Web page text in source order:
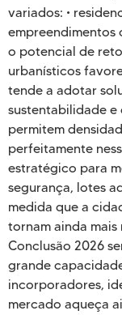
variados: •
empreendimentos
o potencial de
urbanísticos
tende a adotar
sustentabilidade e
permitem
perfeitamente
estratégico para
segurança, lotes
medida que a
tornam ainda mais
Conclusão 2026
grande
incorporadores,
mercado aqueça